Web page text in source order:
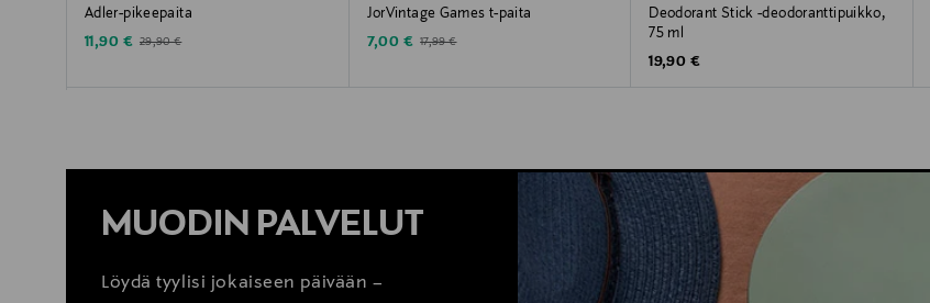
Adler-pikeepaita
Discounted Price
11,90 € Original Price
29,90 €
JorVintage Games t-paita
Discounted Price
7,00 € Original Price
17,99 €
Deodorant Stick -deodoranttipuikko,
75 ml
Original Price
19,90 €
MUODIN PALVELUT
Löydä tyylisi jokaiseen päivään –